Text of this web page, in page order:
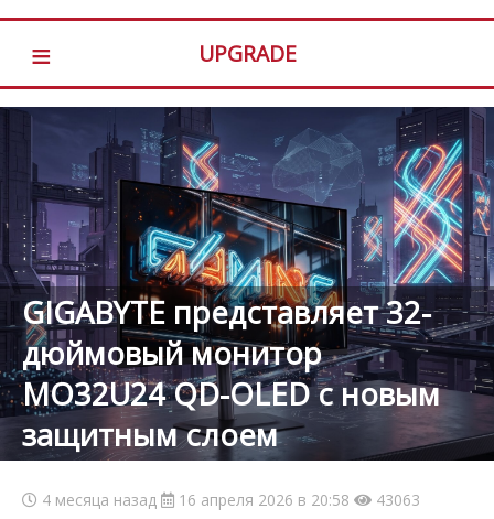
≡ UPGRADE
GIGABYTE представляет 32-
дюймовый монитор
MO32U24 QD-OLED с новым
защитным слоем
4 месяца назад 16 апреля 2026 в 20:58 43063